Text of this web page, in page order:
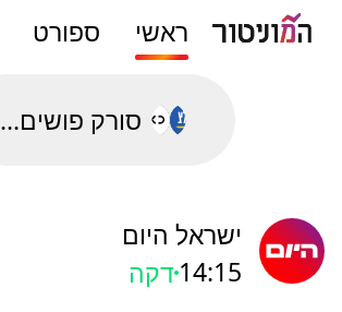
ראשי ספורט
סורק פושים...
ישראל היום
14:15דקה